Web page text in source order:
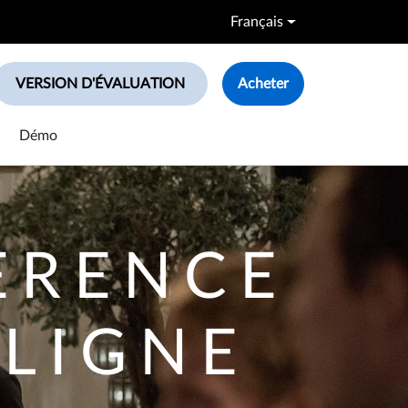
Français
search box
VERSION D'ÉVALUATION Acheter
Démo